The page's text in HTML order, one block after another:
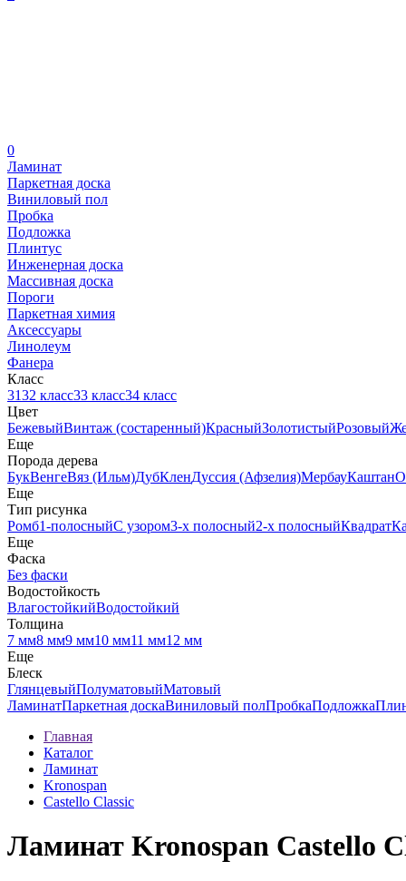
0
Ламинат
Паркетная доска
Виниловый пол
Пробка
Подложка
Плинтус
Инженерная доска
Массивная доска
Пороги
Паркетная химия
Аксессуары
Линолеум
Фанера
Класс
3132 класс33 класс34 класс
Цвет
БежевыйВинтаж (состаренный)КрасныйЗолотистыйРозовый
Еще
Порода дерева
БукВенгеВяз (Ильм)ДубКленДуссия (Афзелия)МербауКаштан
Еще
Тип рисунка
Ромб1-полосныйС узором3-х полосный2-х полосныйКвадрат
Еще
Фаска
Без фаски
Водостойкость
ВлагостойкийВодостойкий
Толщина
7 мм8 мм9 мм10 мм11 мм12 мм
Еще
Блеск
ГлянцевыйПолуматовыйМатовый
ЛаминатПаркетная доскаВиниловый полПробкаПодложка
Главная
Каталог
Ламинат
Kronospan
Castello Classic
Ламинат Kronospan Castello